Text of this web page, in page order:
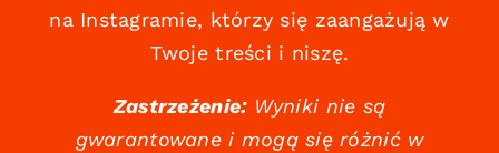
na Instagramie, którzy się zaangażują w
Twoje treści i niszę.
Zastrzeżenie:Wyniki nie są
gwarantowane i mogą się różnić w